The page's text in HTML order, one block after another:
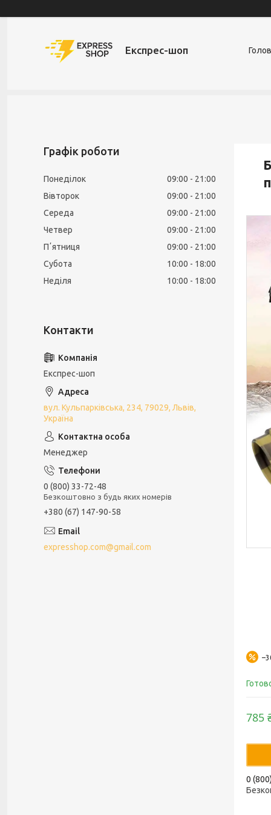
Експрес-шоп
785
0
Графік роботи
Понеділок 09:00
21:00
Вівторок
09:00
21:00
Середа
09:00
21:00
Четвер
09:00
21:00
Пʼятниця
09:00
21:00
Субота
10:00
18:00
Неділя
10:00 18:00
Експрес-шоп
вул. Кульпарківська, 234, 79029, Львів,
Україна
Менеджер
0 (800) 33-72-48
Безкоштовно з будь яких номерів
+380 (67) 147-90-58
expresshop.com@gmail.com